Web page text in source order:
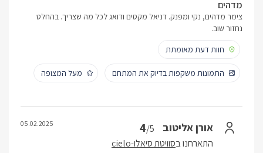
מדהים
צימר מדהים, נקי ומפנק. דניאל מקסים ודואג לכל מה שצריך. בהחלט
נחזור שוב.
חוות דעת מאומתת
התמונות משקפות בדיוק את המתחם מעל המצופה
אורן אליטוב 4/5
התארחנו בסוויטת סיאלו-cielo
05.02.2025